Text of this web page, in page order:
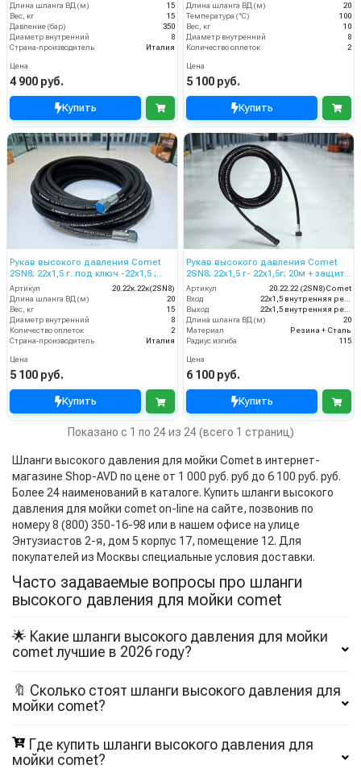
Длина шланга ВД (м)
15
Вес, кг
15
Давление (бар)
350
Диаметр внутренний
8
Страна-производитель
Италия
Цена
4 900 руб.
Купить
Длина шланга ВД (м)
20
Температура (°C)
100
Вес, кг
10
Диаметр внутренний
8
Количество оплеток
2
Цена
5 100 руб.
Купить
Рукав высокого давления Comet
2SN8; 22х1,5 г. под ключ -22х1,5 ;
20м
Артикул
20.22к.22к(2SN8)
Длина шланга ВД (м)
20
Вес, кг
15
Диаметр внутренний
8
Количество оплеток
2
Страна-производитель
Италия
Цена
5 100 руб.
Купить
Рукав высокого давления Comet
2SN8; 22х1,5 г- 22х1,5г; 20м + защита
от изгиба
Артикул
20.22.22 (2SN8)Comet
Вход
22х1,5 внутренняя резьба
Выход
22х1,5 внутренняя резьба
Длина шланга ВД (м)
20
Материал
Резина + Сталь
Радиус изгиба
115
Цена
6 100 руб.
Купить
Показано с 1 по 24 из 24 (всего 1 страниц)
Шланги высокого давления для мойки Comet в интернет-
магазине Shop-AVD по цене от 1 000 руб. руб до 6 100 руб. руб.
Более 24 наименований в каталоге. Купить шланги высокого
давления для мойки comet on-line на сайте, позвонив по
номеру 8 (800) 350-16-98 или в нашем офисе на улице
Энтузиастов 2-я, дом 5 корпус 17, помещение 12. Для
покупателей из Москвы специальные условия доставки.
Часто задаваемые вопросы про шланги
высокого давления для мойки comet
🌟 Какие шланги высокого давления для мойки
comet лучшие в 2026 году?
🔖 Сколько стоят шланги высокого давления для
мойки comet?
Где купить шланги высокого давления для
мойки comet?